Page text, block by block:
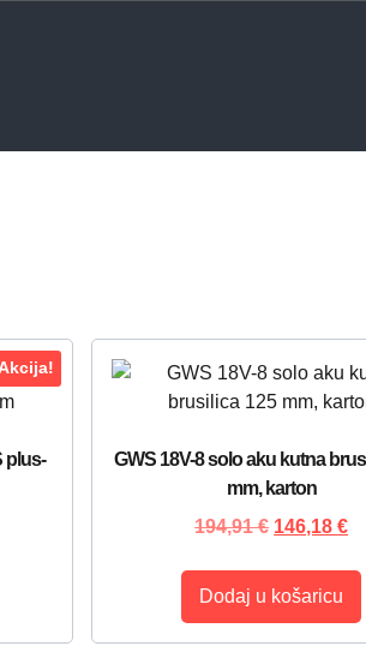
plus-
GWS 18V-8 solo aku kutna
mm, karton
194,91€ 146,18€
Dodaj u košaricu